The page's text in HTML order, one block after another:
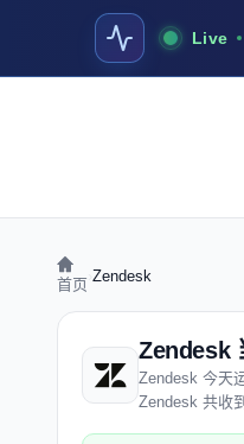
Live
首页 Zendesk
Zendesk
Zendesk 今天
Zendesk 共收